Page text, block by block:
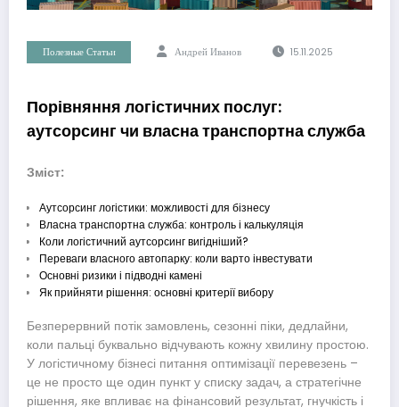
Полезные Статьи Андрей Иванов 15.11.2025
Порівняння логістичних послуг:
аутсорсинг чи власна транспортна служба
Зміст:
Аутсорсинг логістики: можливості для бізнесу
Власна транспортна служба: контроль і калькуляція
Коли логістичний аутсорсинг вигідніший?
Переваги власного автопарку: коли варто інвестувати
Основні ризики і підводні камені
Як прийняти рішення: основні критерії вибору
Безперервний потік замовлень, сезонні піки, дедлайни,
коли пальці буквально відчувають кожну хвилину простою.
У логістичному бізнесі питання оптимізації перевезень –
це не просто ще один пункт у списку задач, а стратегічне
рішення, яке впливає на фінансовий результат, гнучкість і